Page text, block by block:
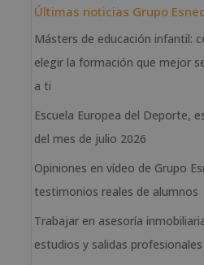
Últimas noticias Grupo
Másters de educación infantil:
elegir la formación que mejor
a ti
Escuela Europea del Deporte,
del mes de julio 2026
Opiniones en vídeo de Grupo
testimonios reales de alumnos
Trabajar en asesoría
estudios y salidas profesionales